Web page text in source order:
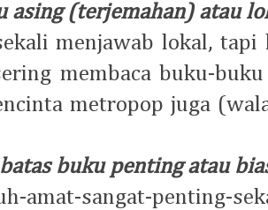
asing (terjemahan) atau
menjawab lokal, tapi
membaca buku-
metropop juga
buku penting atau
amat-sangat-penting-